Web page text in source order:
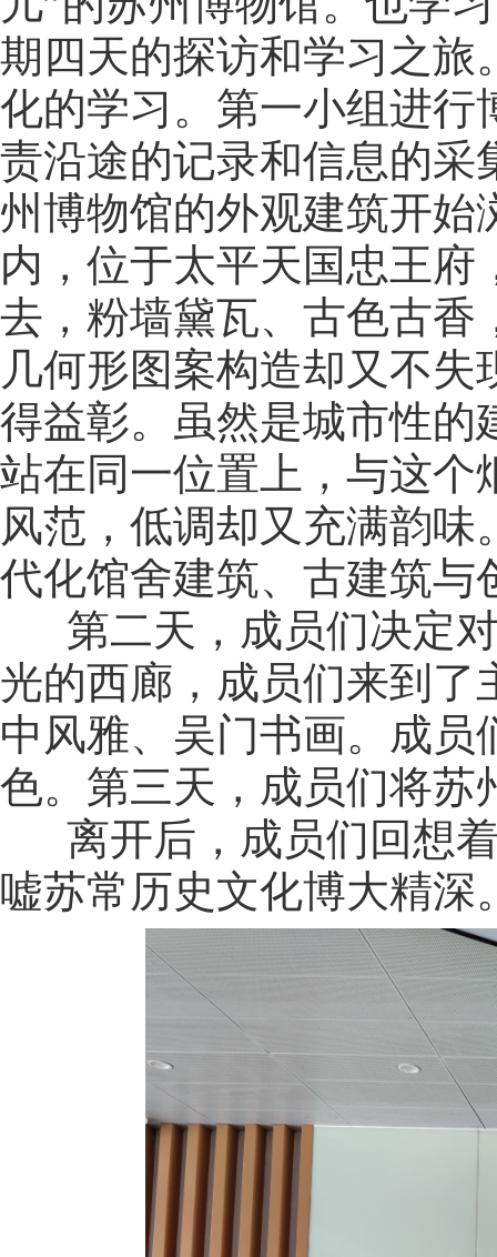
期四天的探访和学习之旅
化的学习。第一小组进行
责沿途的记录和信息的采
州博物馆的外观建筑开始
内，位于太平天国忠王
去，粉墙黛瓦、古色古香
几何形图案构造却又不
得益彰。虽然是城市性的
站在同一位置上，与这个
风范，低调却又充满韵
代化馆舍建筑、古建筑与
第二天，成员们决定对
光的西廊，成员们来到了
中风雅、吴门书画。成
色。第三天，成员们将苏
离开后，成员们回想着
嘘苏常历史文化博大精深